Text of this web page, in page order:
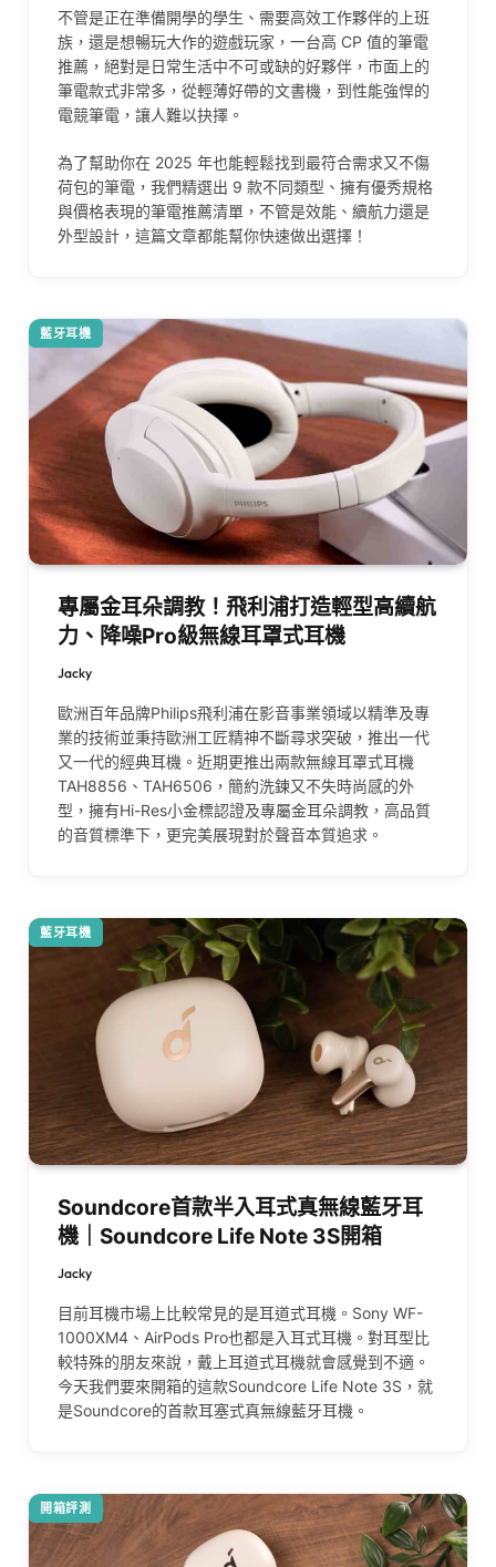
不管是正在準備開學的學生、需要高效工作夥伴的上班
族，還是想暢玩大作的遊戲玩家，一台高 CP 值的筆電
推薦，絕對是日常生活中不可或缺的好夥伴，市面上的
筆電款式非常多，從輕薄好帶的文書機，到性能強悍的
電競筆電，讓人難以抉擇。
為了幫助你在 2025 年也能輕鬆找到最符合需求又不傷
荷包的筆電，我們精選出 9 款不同類型、擁有優秀規格
與價格表現的筆電推薦清單，不管是效能、續航力還是
外型設計，這篇文章都能幫你快速做出選擇！
藍牙耳機
專屬金耳朵調教！飛利浦打造輕型高續航
力、降噪Pro級無線耳罩式耳機
Jacky
歐洲百年品牌Philips飛利浦在影音事業領域以精準及專
業的技術並秉持歐洲工匠精神不斷尋求突破，推出一代
又一代的經典耳機。近期更推出兩款無線耳罩式耳機
TAH8856、TAH6506，簡約洗鍊又不失時尚感的外
型，擁有Hi-Res小金標認證及專屬金耳朵調教，高品質
的音質標準下，更完美展現對於聲音本質追求。
藍牙耳機
Soundcore首款半入耳式真無線藍牙耳
機｜Soundcore Life Note 3S開箱
Jacky
目前耳機市場上比較常見的是耳道式耳機。Sony WF-
1000XM4、AirPods Pro也都是入耳式耳機。對耳型比
較特殊的朋友來說，戴上耳道式耳機就會感覺到不適。
今天我們要來開箱的這款Soundcore Life Note 3S，就
是Soundcore的首款耳塞式真無線藍牙耳機。
開箱評測